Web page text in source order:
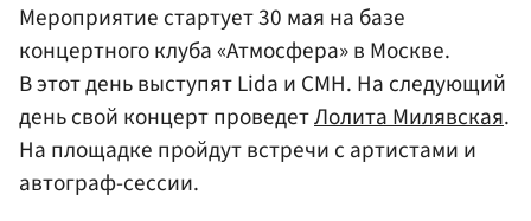
Мероприятие стартует 30 мая на базе
концертного клуба «Атмосфера» в Москве.
В этот день выступят Lida и CMH. На следующий
день свой концерт проведетЛолита Милявская.
На площадке пройдут встречи с артистами и
автограф-сессии.